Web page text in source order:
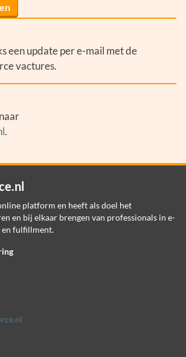
een update per e-mail met de
vactures.
.
platform en heeft als doel het
en bij elkaar brengen van professionals in e-
en fulfillment.